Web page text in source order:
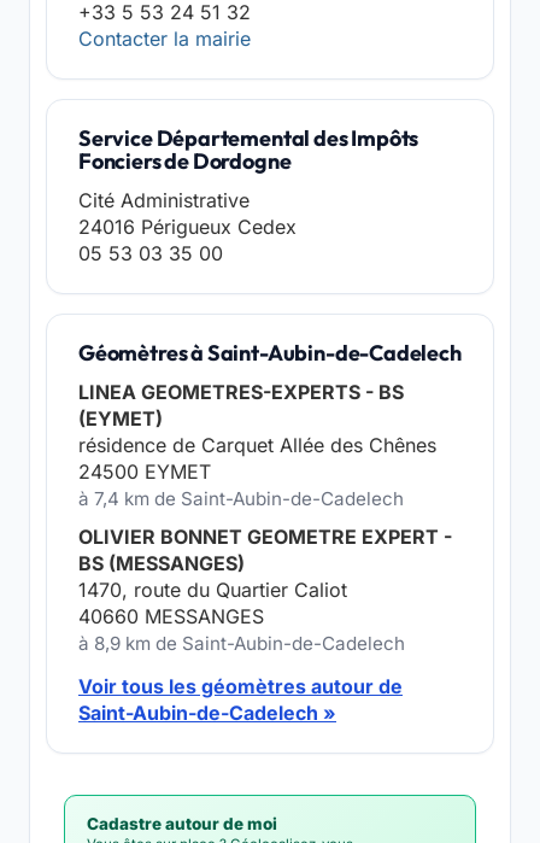
+33 5 53 24 51 32
Contacter la mairie
Service Départemental des Impôts
Fonciers de Dordogne
Cité Administrative
24016 Périgueux Cedex
05 53 03 35 00
Géomètres à Saint-Aubin-de-Cadelech
LINEA GEOMETRES-EXPERTS - BS
(EYMET)
résidence de Carquet Allée des Chênes
24500 EYMET
à 7,4 km de Saint-Aubin-de-Cadelech
OLIVIER BONNET GEOMETRE EXPERT -
BS (MESSANGES)
1470, route du Quartier Caliot
40660 MESSANGES
à 8,9 km de Saint-Aubin-de-Cadelech
Voir tous les géomètres autour de
Saint-Aubin-de-Cadelech »
Cadastre autour de moi